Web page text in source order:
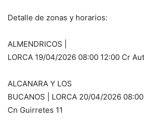
Detalle de zonas y horarios:
ALMENDRICOS |
LORCA 19/04/2026 08:00 12:00 Cr
ALCANARA Y LOS
BUCANOS | LORCA 20/04/2026
Cn Guirretes 11